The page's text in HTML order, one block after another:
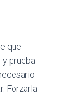
que
prueba
Forzarla